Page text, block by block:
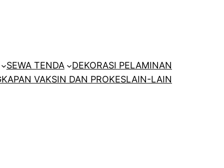
SEWA TENDA
DEKORASI PELAMINAN
VAKSIN DAN PROKESLAIN-LAIN